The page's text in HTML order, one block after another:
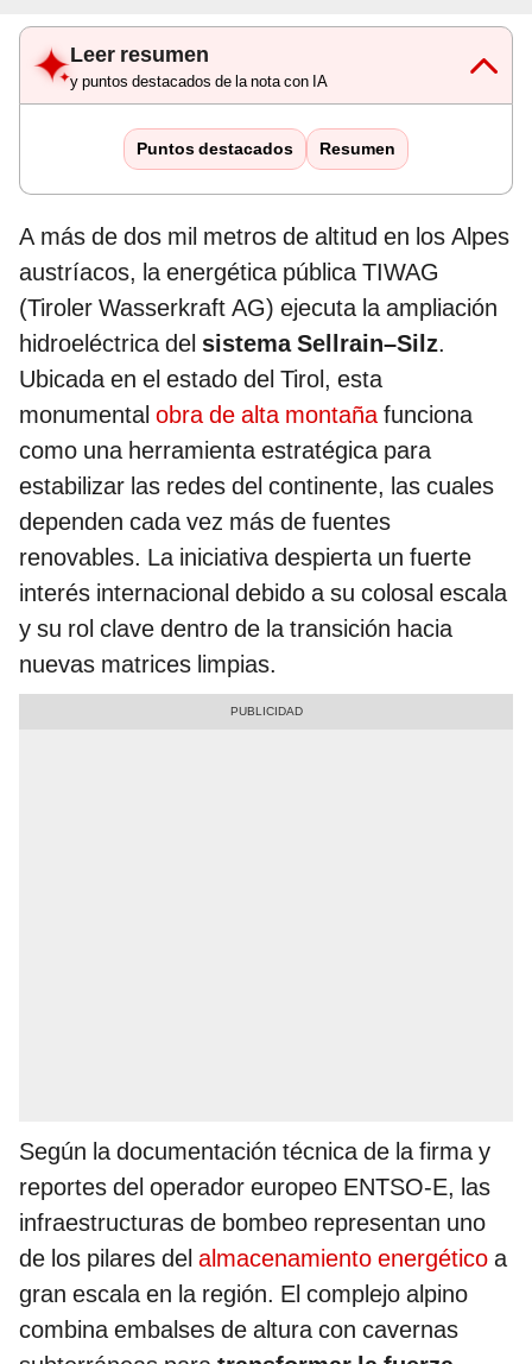
Leer resumen
y puntos destacados de la nota con IA
Puntos destacados Resumen
A más de dos mil metros de altitud en los Alpes
austríacos, la energética pública TIWAG
(Tiroler Wasserkraft AG) ejecuta la ampliación
hidroeléctrica del sistema Sellrain–Silz.
Ubicada en el estado del Tirol, esta
monumental obra de alta montañafunciona
como una herramienta estratégica para
estabilizar las redes del continente, las cuales
dependen cada vez más de fuentes
renovables. La iniciativa despierta un fuerte
interés internacional debido a su colosal escala
y su rol clave dentro de la transición hacia
nuevas matrices limpias.
Según la documentación técnica de la firma y
reportes del operador europeo ENTSO-E, las
infraestructuras de bombeo representan uno
de los pilares del almacenamiento energético a
gran escala en la región. El complejo alpino
combina embalses de altura con cavernas